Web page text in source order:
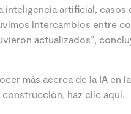
inteligencia artificial, casos
intercambios entre
actualizados”,
más acerca de la IA en la
haz clic aquí.